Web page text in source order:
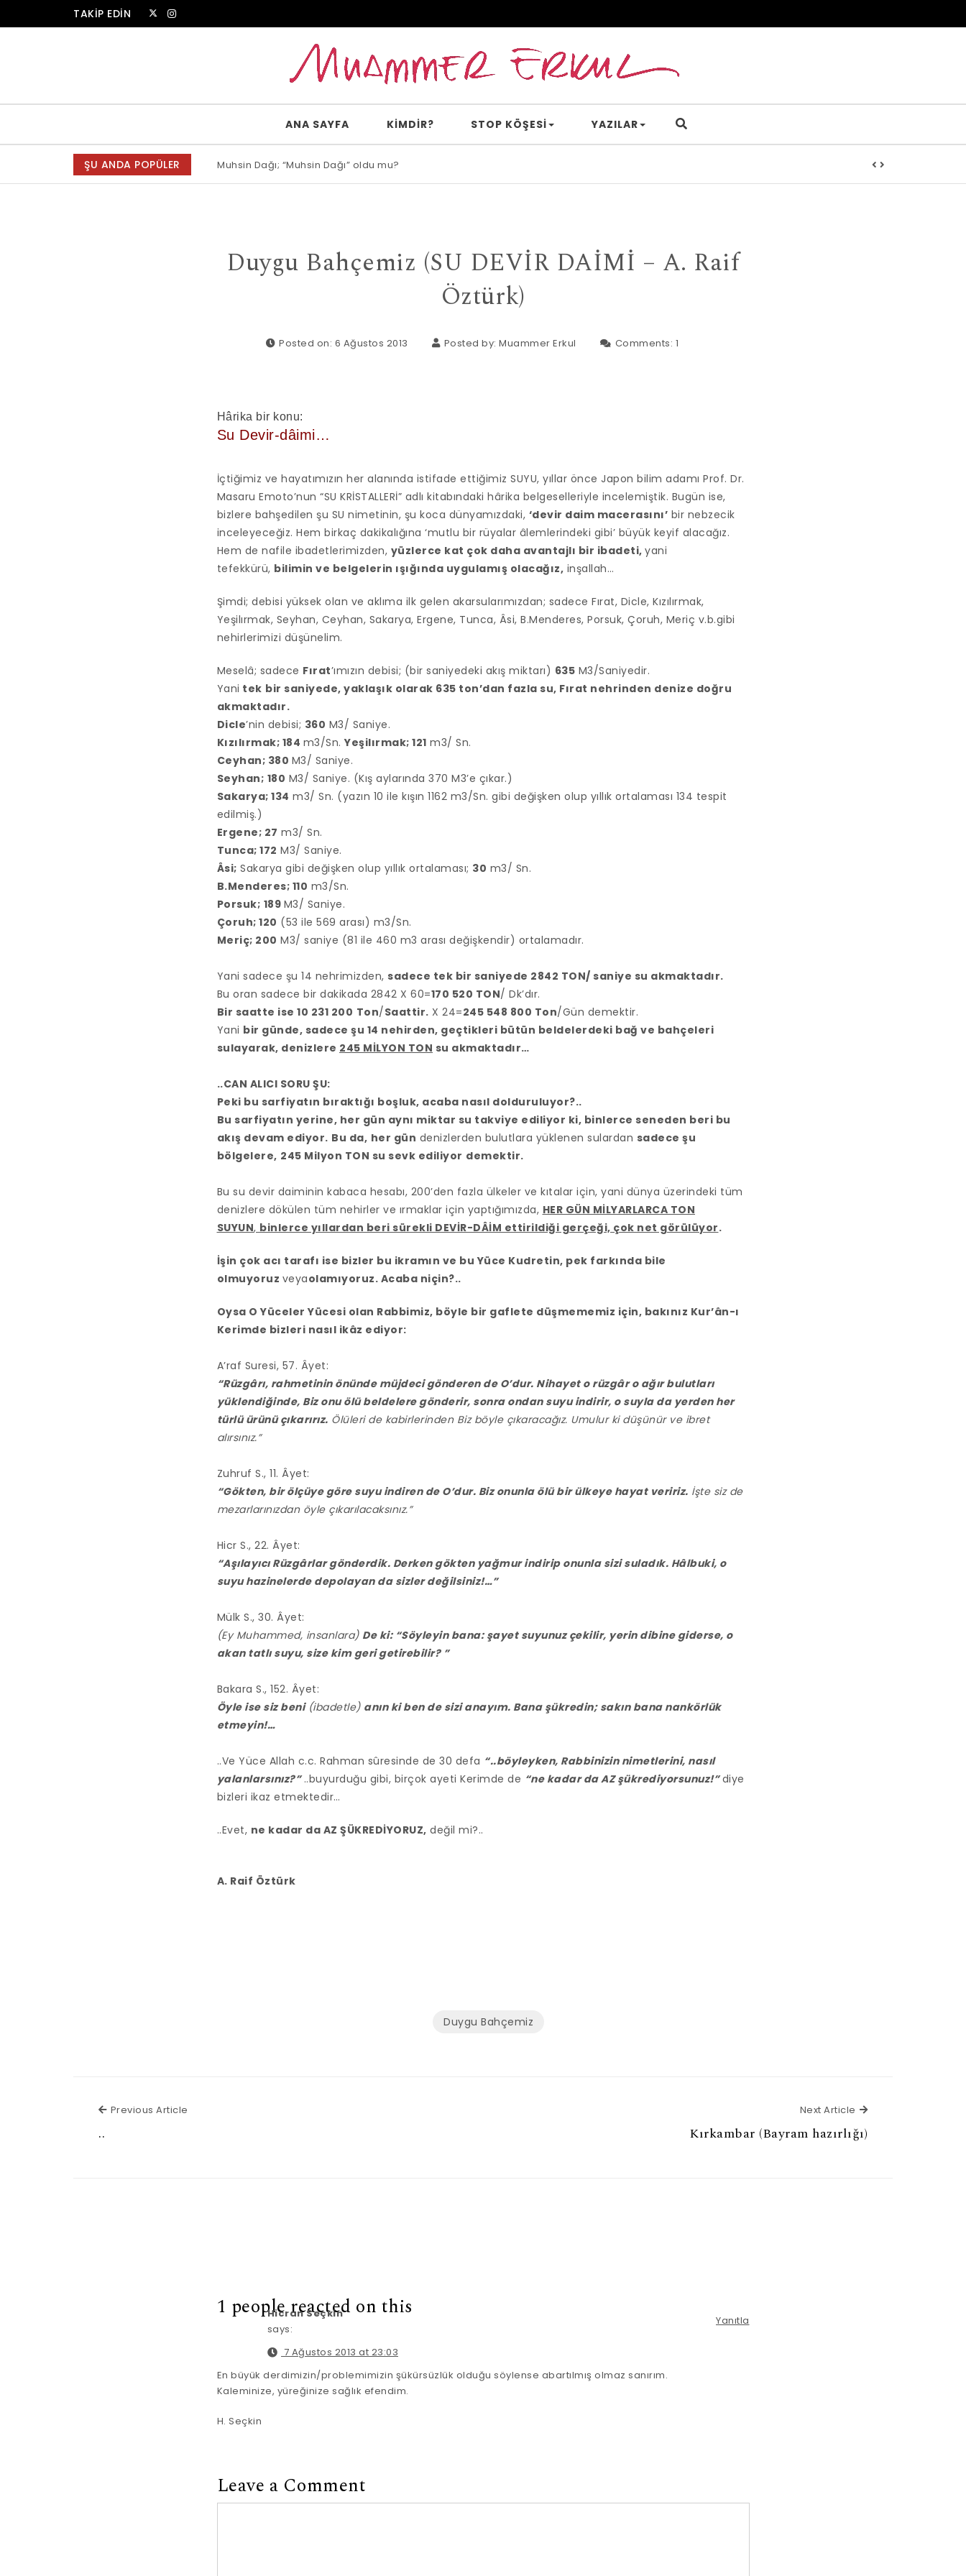
Skip to contentTAKİP EDİN
ANA SAYFA KİMDİR? STOP KÖŞESI YAZILAR
ŞU ANDA POPÜLER Muhsin Dağı; “Muhsin Dağı” oldu mu?
Allah bir, dese sözüne inanır mısın?
Duygu Bahçemiz (SU DEVİR DAİMİ – A. Raif
Öztürk)
Posted on: 6 Ağustos 2013 Posted by:Muammer Erkul Comments: 1
Hârika bir konu:
Su Devir-dâimi…
İçtiğimiz ve hayatımızın her alanında istifade ettiğimiz SUYU, yıllar önce Japon bilim adamı Prof. Dr.
Masaru Emoto’nun “SU KRİSTALLERİ” adlı kitabındaki hârika belgeselleriyle incelemiştik. Bugün ise,
bizlere bahşedilen şu SU nimetinin, şu koca dünyamızdaki, ‘devir daim macerasını’ bir nebzecik
inceleyeceğiz. Hem birkaç dakikalığına ‘mutlu bir rüyalar âlemlerindeki gibi’ büyük keyif alacağız.
Hem de nafile ibadetlerimizden, yüzlerce kat çok daha avantajlı bir ibadeti, yani
tefekkürü, bilimin ve belgelerin ışığında uygulamış olacağız, inşallah…
Şimdi; debisi yüksek olan ve aklıma ilk gelen akarsularımızdan; sadece Fırat, Dicle, Kızılırmak,
Yeşilırmak, Seyhan, Ceyhan, Sakarya, Ergene, Tunca, Âsi, B.Menderes, Porsuk, Çoruh, Meriç v.b.gibi
nehirlerimizi düşünelim.
Meselâ; sadece Fırat’ımızın debisi; (bir saniyedeki akış miktarı) 635 M3/Saniyedir.
Yani tek bir saniyede, yaklaşık olarak 635 ton’dan fazla su, Fırat nehrinden denize doğru
akmaktadır.
Dicle’nin debisi; 360 M3/ Saniye.
Kızılırmak; 184 m3/Sn.Yeşilırmak; 121 m3/ Sn.
Ceyhan; 380 M3/ Saniye.
Seyhan; 180 M3/ Saniye. (Kış aylarında 370 M3’e çıkar.)
Sakarya; 134 m3/ Sn. (yazın 10 ile kışın 1162 m3/Sn. gibi değişken olup yıllık ortalaması 134 tespit
edilmiş.)
Ergene; 27 m3/ Sn.
Tunca; 172 M3/ Saniye.
Âsi; Sakarya gibi değişken olup yıllık ortalaması; 30 m3/ Sn.
B.Menderes; 110 m3/Sn.
Porsuk; 189 M3/ Saniye.
Çoruh; 120 (53 ile 569 arası) m3/Sn.
Meriç; 200 M3/ saniye (81 ile 460 m3 arası değişkendir) ortalamadır.
Yani sadece şu 14 nehrimizden, sadece tek bir saniyede 2842 TON/ saniye su akmaktadır.
Bu oran sadece bir dakikada 2842 X 60=170 520 TON/ Dk’dır.
Bir saatte ise 10 231 200 Ton/Saattir. X 24=245 548 800 Ton/Gün demektir.
Yani bir günde, sadece şu 14 nehirden, geçtikleri bütün beldelerdeki bağ ve bahçeleri
sulayarak, denizlere 245 MİLYON TON su akmaktadır…
..CAN ALICI SORU ŞU:
Peki bu sarfiyatın bıraktığı boşluk, acaba nasıl dolduruluyor?..
Bu sarfiyatın yerine, her gün aynı miktar su takviye ediliyor ki, binlerce seneden beri bu
akış devam ediyor. Bu da, her gün denizlerden bulutlara yüklenen sulardan sadece şu
bölgelere, 245 Milyon TON su sevk ediliyor demektir.
Bu su devir daiminin kabaca hesabı, 200’den fazla ülkeler ve kıtalar için, yani dünya üzerindeki tüm
denizlere dökülen tüm nehirler ve ırmaklar için yaptığımızda, HER GÜN MİLYARLARCA TON
SUYUN, binlerce yıllardan beri sürekli DEVİR-DÂİM ettirildiği gerçeği, çok net görülüyor.
İşin çok acı tarafı ise bizler bu ikramın ve bu Yüce Kudretin, pek farkında bile
olmuyoruz veyaolamıyoruz. Acaba niçin?..
Oysa O Yüceler Yücesi olan Rabbimiz, böyle bir gaflete düşmememiz için, bakınız Kur’ân-ı
Kerimde bizleri nasıl ikâz ediyor:
A’raf Suresi, 57. Âyet:
“Rüzgârı, rahmetinin önünde müjdeci gönderen de O’dur. Nihayet o rüzgâr o ağır bulutları
yüklendiğinde, Biz onu ölü beldelere gönderir, sonra ondan suyu indirir, o suyla da yerden her
türlü ürünü çıkarırız. Ölüleri de kabirlerinden Biz böyle çıkaracağız. Umulur ki düşünür ve ibret
alırsınız.”
Zuhruf S., 11. Âyet:
“Gökten, bir ölçüye göre suyu indiren de O’dur. Biz onunla ölü bir ülkeye hayat veririz. İşte siz de
mezarlarınızdan öyle çıkarılacaksınız.”
Hicr S., 22. Âyet:
“Aşılayıcı Rüzgârlar gönderdik. Derken gökten yağmur indirip onunla sizi suladık. Hâlbuki, o
suyu hazinelerde depolayan da sizler değilsiniz!…”
Mülk S., 30. Âyet:
(Ey Muhammed, insanlara) De ki: “Söyleyin bana: şayet suyunuz çekilir, yerin dibine giderse, o
akan tatlı suyu, size kim geri getirebilir? ”
Bakara S., 152. Âyet:
Öyle ise siz beni(ibadetle) anın ki ben de sizi anayım. Bana şükredin; sakın bana nankörlük
etmeyin!…
..Ve Yüce Allah c.c. Rahman sûresinde de 30 defa “..böyleyken, Rabbinizin nimetlerini, nasıl
yalanlarsınız?”..buyurduğu gibi, birçok ayeti Kerimde de “ne kadar da AZ şükrediyorsunuz!”diye
bizleri ikaz etmektedir…
..Evet, ne kadar da AZ ŞÜKREDİYORUZ, değil mi?..
A. Raif Öztürk
Duygu Bahçemiz
Previous Article
..
Next Article Next Article
Kırkambar (Bayram hazırlığı)
1 people reacted on this Yanıtla
Hicran Seçkin
says:
7 Ağustos 2013 at 23:03
En büyük derdimizin/problemimizin şükürsüzlük olduğu söylense abartılmış olmaz sanırım.
Kaleminize, yüreğinize sağlık efendim.
H. Seçkin
Leave a Comment